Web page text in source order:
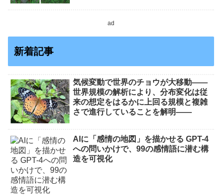
ad
新着記事
気候変動で世界のチョウが大移動――
世界規模の解析により、分布変化は従
来の想定をはるかに上回る規模と複雑
さで進行していることを解明――
AIに「感情の地図」を描かせる GPT-4
への問いかけで、99の感情語に潜む構
造を可視化